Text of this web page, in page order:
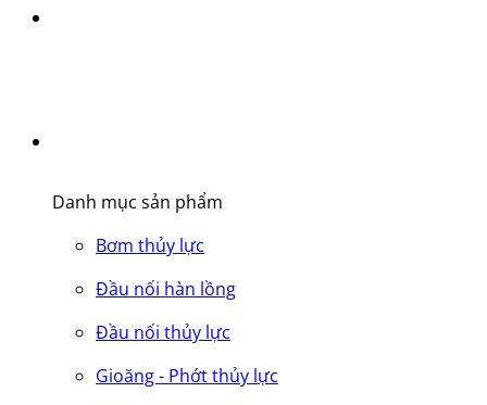
Danh mục sản phẩm
Bơm thủy lực
Đầu nối hàn lồng
Đầu nối thủy lực
Gioăng - Phớt thủy lực